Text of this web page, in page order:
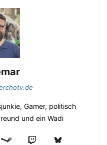
Gamer, politisch
und ein Wadi